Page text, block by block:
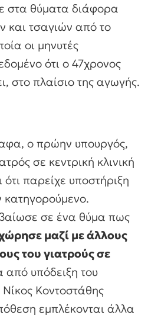
στα θύματα διάφορα
και τσαγιών από το
οι μηνυτές
ότι ο 47χρονος
στο πλαίσιο της αγωγής.
ο πρώην υπουργός,
σε κεντρική κλινική
παρείχε υποστήριξη
κατηγορούμενο.
σε ένα θύμα πως
μαζί με άλλους
του γιατρούς σε
από υπόδειξη του
Κοντοστάθης
εμπλέκονται άλλα